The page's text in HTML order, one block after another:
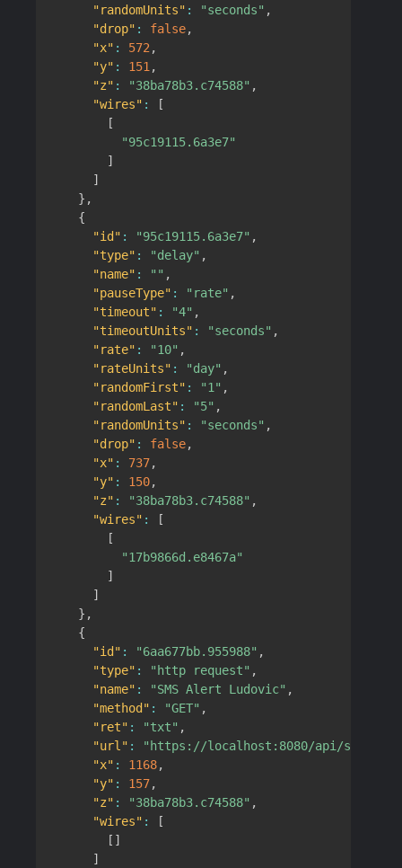
"randomUnits" : "seconds" ,
"drop" : false,
"x" : 572 ,
"y" : 151 ,
"z" : "38ba78b3.c74588" ,
"wires" :
[
[
"95c19115.6a3e7"
]
]
} ,
{
"id" : "95c19115.6a3e7" ,
"type" : "delay" ,
"name" : "" ,
"pauseType" : "rate" ,
"timeout" : "4" ,
"timeoutUnits" : "seconds" ,
"rate" : "10" ,
"rateUnits" : "day" ,
"randomFirst" : "1" ,
"randomLast" : "5" ,
"randomUnits" : "seconds" ,
"drop" : false,
"x" : 737,
"y" : 150,
"z" : "38ba78b3.c74588" ,
"wires" :
[
[
"17b9866d.e8467a"
]
]
} ,
{
"id" : "6aa677bb.955988" ,
"type" : "http request" ,
"name" : "SMS Alert Ludovic" ,
"method" : "GET" ,
"ret" : "txt" ,
"url" :
"https://localhost:8080/api/
"x" : 1168,
"y" : 157,
"z" : "38ba78b3.c74588" ,
"wires" :
[
[ ]
]